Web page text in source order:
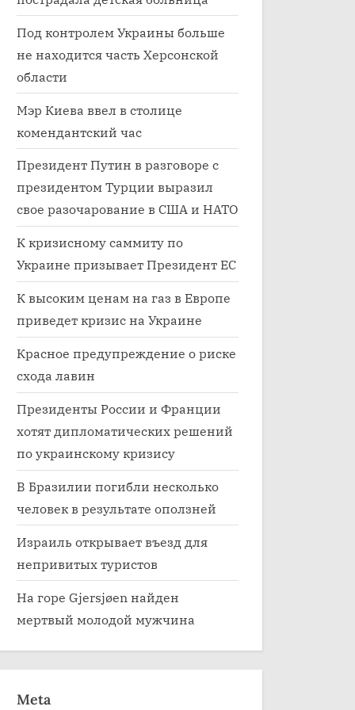
Возможно закрытие
некоторых церквей в Осло
из-за больших затрат на
электроэнергию
Uncategorized
Под контролем Украины больше
не находится часть Херсонской
области
Мэр Киева ввел в столице
комендантский час
Президент Путин в разговоре с
президентом Турции выразил
свое разочарование в США и НАТО
К кризисному саммиту по
Украине призывает Президент ЕС
К высоким ценам на газ в Европе
приведет кризис на Украине
Красное предупреждение о риске
схода лавин
Президенты России и Франции
хотят дипломатических решений
по украинскому кризису
В Бразилии погибли несколько
человек в результате оползней
Израиль открывает въезд для
непривитых туристов
На горе Gjersjøen найден
мертвый молодой мужчина
Meta